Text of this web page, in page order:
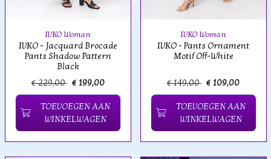
IVKO Woman
IVKO - Jacquard Brocade
Pants Shadow Pattern
Black
€ 229,00 € 199,00
TOEVOEGEN AAN
WINKELWAGEN
IVKO Woman
IVKO - Pants Ornament
Motif Off-White
€ 149,00 € 109,00
TOEVOEGEN AAN
WINKELWAGEN